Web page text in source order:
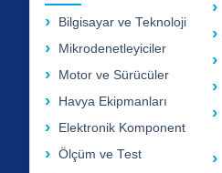
Bilgisayar ve Teknoloji
Mikrodenetleyiciler
Motor ve Sürücüler
Havya Ekipmanları
Elektronik Komponent
Ölçüm ve Test